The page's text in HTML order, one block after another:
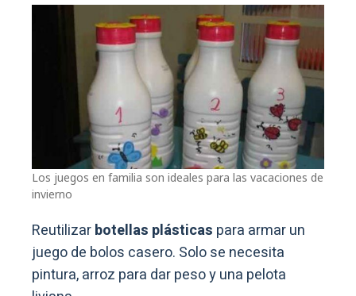
Los juegos en familia son ideales para las vacaciones de
invierno
Reutilizarbotellas plásticas para armar un
juego de bolos casero. Solo se necesita
pintura, arroz para dar peso y una pelota